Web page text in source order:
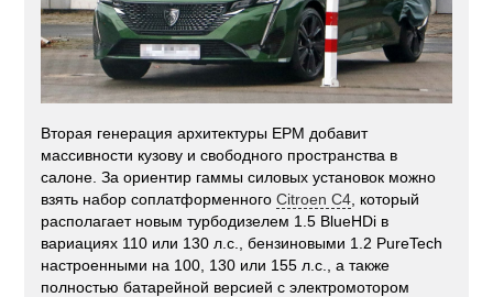
Вторая генерация архитектуры EPM добавит
массивности кузову и свободного пространства в
салоне. За ориентир гаммы силовых установок можно
взять набор соплатформенногоCitroen С4 , который
располагает новым турбодизелем 1.5 BlueHDi в
вариациях 110 или 130 л.с., бензиновыми 1.2 PureTech
настроенными на 100, 130 или 155 л.с., а также
полностью батарейной версией с электромотором